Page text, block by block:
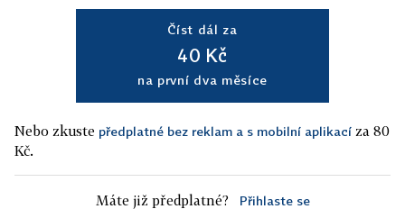
Číst dál za
40 Kč
na první dva měsíce
Nebo zkuste předplatné bez reklam a s mobilní aplikací za 80
Kč.
Máte již předplatné? Přihlaste se